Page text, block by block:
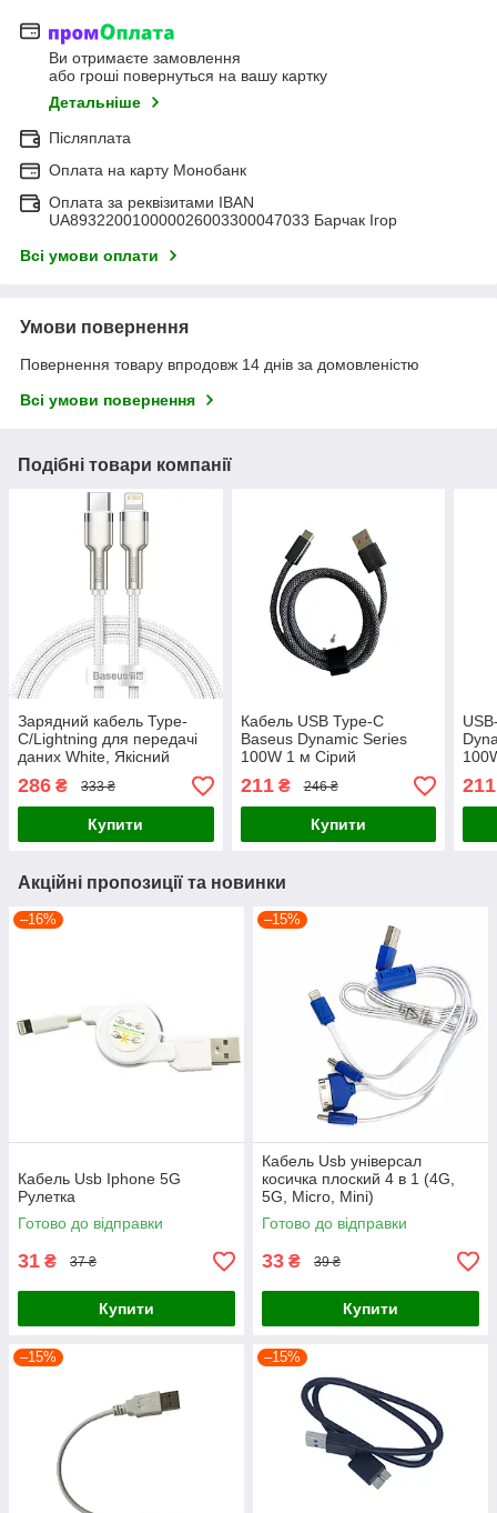
Ви отримаєте замовлення
або гроші повернуться на вашу картку
Детальніше
Післяплата
Оплата на карту Монобанк
Оплата за реквізитами IBAN
UA893220010000026003300047033 Барчак Ігор
Всі умови оплати
Умови повернення
Повернення товару впродовж 14 днів за домовленістю
Всі умови повернення
Подібні товари компанії
Зарядний кабель Type-
C/Lightning для передачі
даних White, Якісний
практичний шнур 20W для
швидкої зарядки iPhone 2
м
286 ₴ 333 ₴
Купити
Кабель USB Type-C
Baseus Dynamic Series
100W 1 м Сірий
211₴ 246 ₴
Купити
211
Акційні пропозиції та новинки
–16%
Кабель Usb Iphone 5G
Рулетка
Готово до відправки
31 ₴ 37 ₴
Купити
–15%
Кабель Usb універсал
косичка плоский 4 в 1 (4G,
5G, Micro, Mini)
Готово до відправки
33 ₴ 39 ₴
Купити
–15% –15%